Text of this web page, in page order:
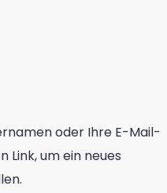
oder Ihre E-Mail-
Link, um ein neues